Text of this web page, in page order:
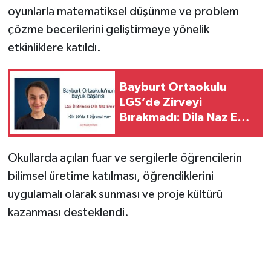
oyunlarla matematiksel düşünme ve problem
çözme becerilerini geliştirmeye yönelik
etkinliklere katıldı.
Bayburt Ortaokulu
LGS’de Zirveyi
Bırakmadı: Dila Naz Emir
Okullarda açılan fuar ve sergilerle öğrencilerin
bilimsel üretime katılması, öğrendiklerini
uygulamalı olarak sunması ve proje kültürü
kazanması desteklendi.